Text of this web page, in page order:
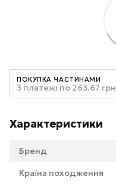
ПОКУПКА ЧАСТИНАМИ
3 платежі по 263.67 грн
Характеристики
Бренд
Країна походження